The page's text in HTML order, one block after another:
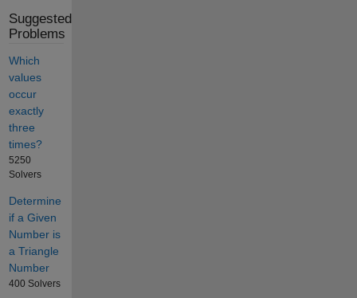
Suggested
Problems
Which
values
occur
exactly
three
times?
5250
Solvers
Determine
if a Given
Number is
a Triangle
Number
400 Solvers